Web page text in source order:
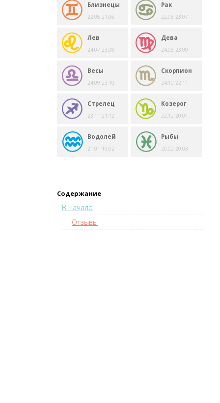
Близнецы
22.05-21.06
Рак
22.06-23.07
Лев
24.07-23.08
Дева
24.08-23.09
Весы
24.09-23.10
Скорпион
24.10-22.11
Стрелец
23.11-21.12
Козерог
22.12-20.01
Водолей
21.01-19.02
Рыбы
20.02-20.03
Содержание
В начало
Отзывы